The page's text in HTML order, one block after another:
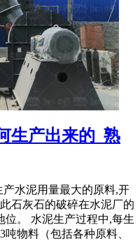
生产出来的_熟
水泥用量最大的原料,开
石灰石的破碎在水泥厂的
。 水泥生产过程中,每生
物料（包括各种原料、